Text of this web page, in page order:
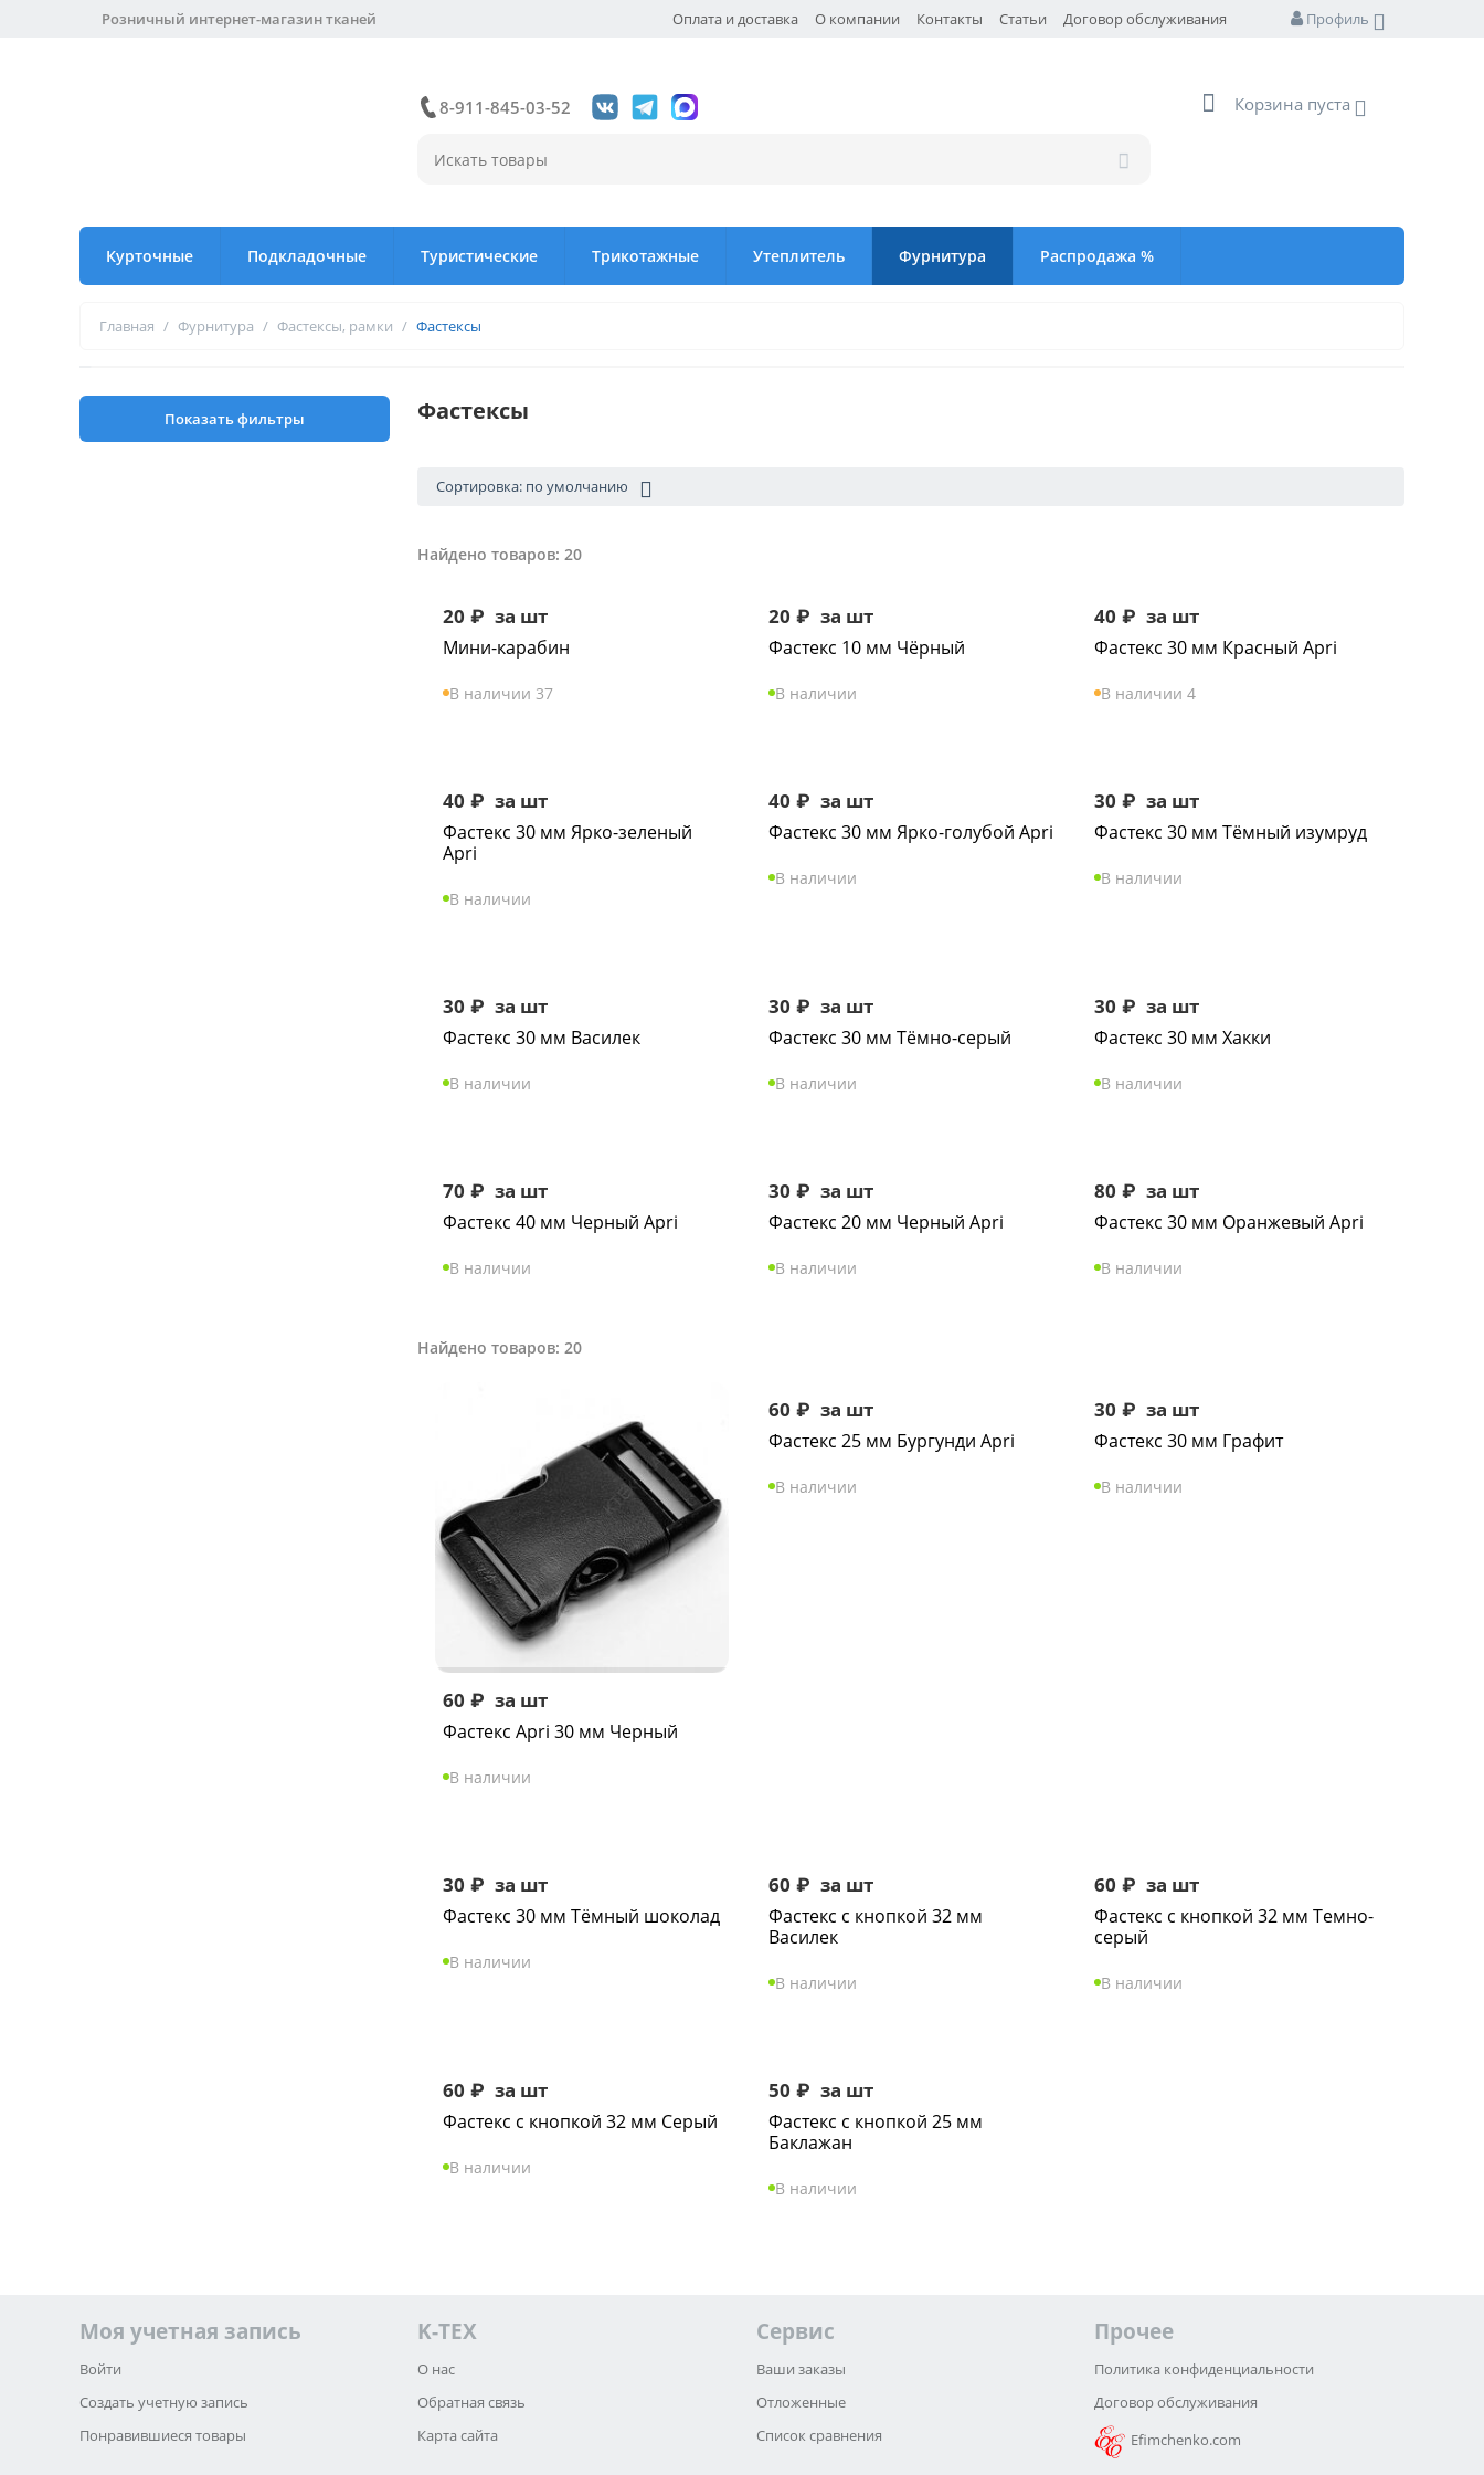
Профиль
Оплата и доставка О компании Контакты Статьи Договор обслуживания
Розничный интернет-магазин тканей
8-911-845-03-52 Корзина пуста
Курточные Подкладочные Туристические Трикотажные Утеплитель Фурнитура Распродажа %
Главная / Фурнитура / Фастексы, рамки / Фастексы
Показать фильтры Фастексы
Сортировка: по умолчанию
Найдено товаров: 20
20 ₽ за шт
Мини-карабин
В наличии 37
20 ₽ за шт
Фастекс 10 мм Чёрный
В наличии
40 ₽ за шт
Фастекс 30 мм Красный Apri
В наличии 4
40 ₽ за шт
Фастекс 30 мм Ярко-зеленый
Apri
В наличии
40 ₽ за шт
Фастекс 30 мм Ярко-голубой Apri
В наличии
30 ₽ за шт
Фастекс 30 мм Тёмный изумруд
В наличии
30 ₽ за шт
Фастекс 30 мм Василек
В наличии
30 ₽ за шт
Фастекс 30 мм Тёмно-серый
В наличии
30 ₽ за шт
Фастекс 30 мм Хакки
В наличии
70 ₽ за шт
Фастекс 40 мм Черный Apri
В наличии
30 ₽ за шт
Фастекс 20 мм Черный Apri
В наличии
80 ₽ за шт
Фастекс 30 мм Оранжевый Apri
В наличии
Найдено товаров: 20
60 ₽ за шт
Фастекс Apri 30 мм Черный
В наличии
60 ₽ за шт
Фастекс 25 мм Бургунди Apri
В наличии
30 ₽ за шт
Фастекс 30 мм Графит
В наличии
30 ₽ за шт
Фастекс 30 мм Тёмный шоколад
В наличии
60 ₽ за шт
Фастекс с кнопкой 32 мм
Василек
В наличии
60 ₽ за шт
Фастекс с кнопкой 32 мм Темно-
серый
В наличии
60 ₽ за шт
Фастекс с кнопкой 32 мм Серый
В наличии
50 ₽ за шт
Фастекс с кнопкой 25 мм
Баклажан
В наличии
Моя учетная запись
Войти
Создать учетную запись
Понравившиеся товары
K-TEX
О нас
Обратная связь
Карта сайта
Сервис
Ваши заказы
Отложенные
Список сравнения
Прочее
Политика конфиденциальности
Договор обслуживания
Efimchenko.com